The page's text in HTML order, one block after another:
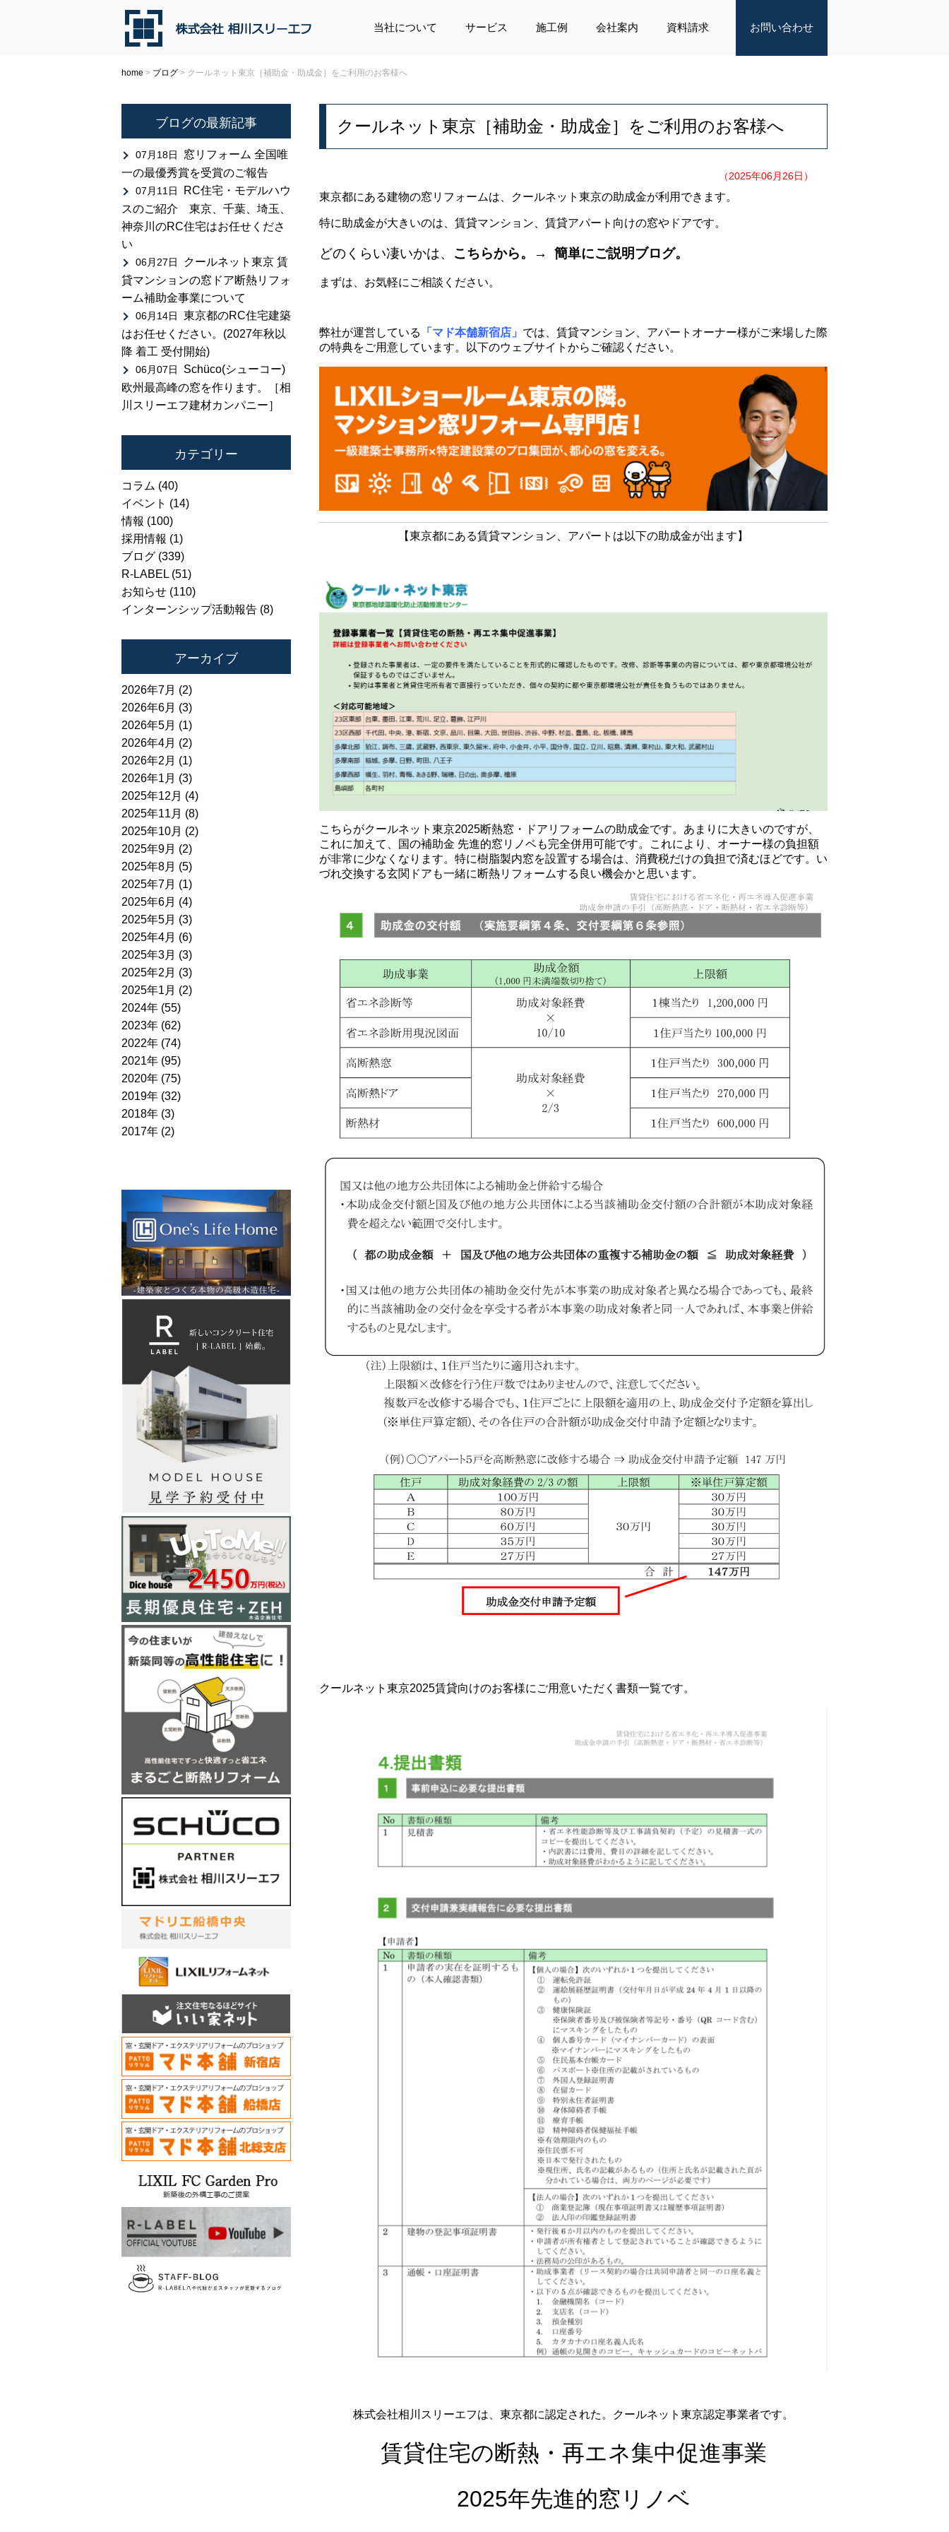
当社について サービス 施工例 会社案内 資料請求 お問い合わせ
home > ブログ > クールネット東京［補助金・助成金］をご利用のお客様へ
クールネット東京［補助金・助成金］をご利用のお客様へ
（2025年06月26日）
東京都にある建物の窓リフォームは、クールネット東京の助成金が利用できます。
特に助成金が大きいのは、賃貸マンション、賃貸アパート向けの窓やドアです。
どのくらい凄いかは、 こちらから。→ 簡単にご説明ブログ。
まずは、お気軽にご相談ください。
弊社が運営している 「マド本舗新宿店」 では、賃貸マンション、アパートオーナー様がご来場した際
の特典をご用意しています。以下のウェブサイトからご確認ください。
【東京都にある賃貸マンション、アパートは以下の助成金が出ます】
こちらがクールネット東京2025断熱窓・ドアリフォームの助成金です。あまりに大きいのですが、
これに加えて、国の補助金 先進的窓リノベも完全併用可能です。これにより、オーナー様の負担額
が非常に少なくなります。特に樹脂製内窓を設置する場合は、消費税だけの負担で済むほどです。い
づれ交換する玄関ドアも一緒に断熱リフォームする良い機会かと思います。
クールネット東京2025賃貸向けのお客様にご用意いただく書類一覧です。
株式会社相川スリーエフは、東京都に認定された。クールネット東京認定事業者です。
賃貸住宅の断熱・再エネ集中促進事業
2025年先進的窓リノベ
ブログの最新記事
07月18日
窓リフォーム 全国唯
一の最優秀賞を受賞のご報告
07月11日
RC住宅・モデルハウ
スのご紹介 東京、千葉、埼玉、
神奈川のRC住宅はお任せくださ
い
06月27日
クールネット東京 賃
貸マンションの窓ドア断熱リフォ
ーム補助金事業について
06月14日
東京都のRC住宅建築
はお任せください。(2027年秋以
降 着工 受付開始)
06月07日
Schüco(シューコー)
欧州最高峰の窓を作ります。［相
川スリーエフ建材カンパニー］
カテゴリー
コラム (40)
イベント (14)
情報 (100)
採用情報 (1)
ブログ (339)
R-LABEL (51)
お知らせ (110)
インターンシップ活動報告 (8)
アーカイブ
2026年7月 (2)
2026年6月 (3)
2026年5月 (1)
2026年4月 (2)
2026年2月 (1)
2026年1月 (3)
2025年12月 (4)
2025年11月 (8)
2025年10月 (2)
2025年9月 (2)
2025年8月 (5)
2025年7月 (1)
2025年6月 (4)
2025年5月 (3)
2025年4月 (6)
2025年3月 (3)
2025年2月 (3)
2025年1月 (2)
2024年 (55)
2023年 (62)
2022年 (74)
2021年 (95)
2020年 (75)
2019年 (32)
2018年 (3)
2017年 (2)